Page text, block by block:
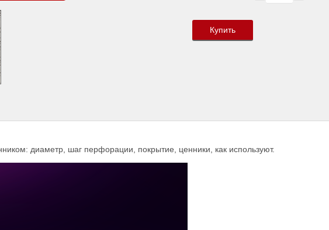
Купить
диаметр, шаг перфорации, покрытие, ценники, как используют.